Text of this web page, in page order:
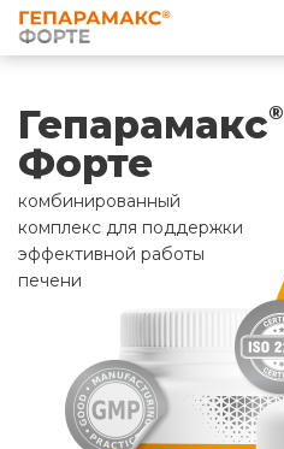
Гепарамакс®
Форте
комбинированный
комплекс для поддержки
эффективной работы
печени